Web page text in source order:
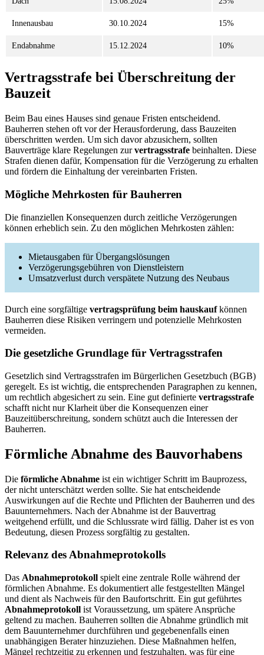
Innenausbau 30.10.2024 15%
Endabnahme 15.12.2024 10%
Vertragsstrafe bei Überschreitung der
Bauzeit
Beim Bau eines Hauses sind genaue Fristen entscheidend.
Bauherren stehen oft vor der Herausforderung, dass Bauzeiten
überschritten werden. Um sich davor abzusichern, sollten
Bauverträge klare Regelungen zurvertragsstrafe beinhalten. Diese
Strafen dienen dafür, Kompensation für die Verzögerung zu erhalten
und fördern die Einhaltung der vereinbarten Fristen.
Mögliche Mehrkosten für Bauherren
Die finanziellen Konsequenzen durch zeitliche Verzögerungen
können erheblich sein. Zu den möglichen Mehrkosten zählen:
Mietausgaben für Übergangslösungen
Verzögerungsgebühren von Dienstleistern
Umsatzverlust durch verspätete Nutzung des Neubaus
Durch eine sorgfältige vertragsprüfung beim hauskaufkönnen
Bauherren diese Risiken verringern und potenzielle Mehrkosten
vermeiden.
Die gesetzliche Grundlage für Vertragsstrafen
Gesetzlich sind Vertragsstrafen im Bürgerlichen Gesetzbuch (BGB)
geregelt. Es ist wichtig, die entsprechenden Paragraphen zu kennen,
um rechtlich abgesichert zu sein. Eine gut definierte vertragsstrafe
schafft nicht nur Klarheit über die Konsequenzen einer
Bauzeitüberschreitung, sondern schützt auch die Interessen der
Bauherren.
Förmliche Abnahme des Bauvorhabens
Die förmliche Abnahme ist ein wichtiger Schritt im Bauprozess,
der nicht unterschätzt werden sollte. Sie hat entscheidende
Auswirkungen auf die Rechte und Pflichten der Bauherren und des
Bauunternehmers. Nach der Abnahme ist der Bauvertrag
weitgehend erfüllt, und die Schlussrate wird fällig. Daher ist es von
Bedeutung, diesen Prozess sorgfältig zu gestalten.
Relevanz des Abnahmeprotokolls
Das Abnahmeprotokoll spielt eine zentrale Rolle während der
förmlichen Abnahme. Es dokumentiert alle festgestellten Mängel
und dient als Nachweis für den Baufortschritt. Ein gut geführtes
Abnahmeprotokoll ist Voraussetzung, um spätere Ansprüche
geltend zu machen. Bauherren sollten die Abnahme gründlich mit
dem Bauunternehmer durchführen und gegebenenfalls einen
unabhängigen Berater hinzuziehen. Diese Maßnahmen helfen,
Mängel rechtzeitig zu erkennen und festzuhalten, was für eine